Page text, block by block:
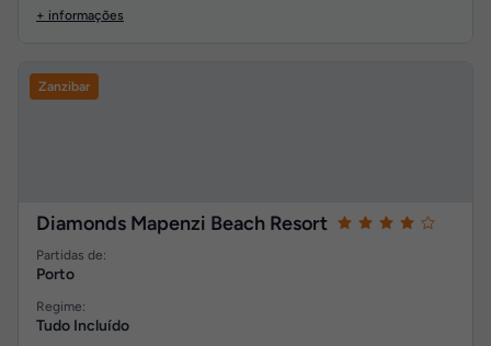
+ informações
Zanzibar
Diamonds Mapenzi Beach Resort
Partidas de:
Porto
Regime:
Tudo Incluído